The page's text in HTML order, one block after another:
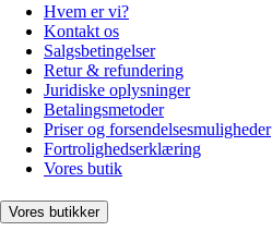
Hvem er vi?
Kontakt os
Salgsbetingelser
Retur & refundering
Juridiske oplysninger
Betalingsmetoder
Priser og forsendelsesmuligheder
Fortrolighedserklæring
Vores butik
Vores butikker